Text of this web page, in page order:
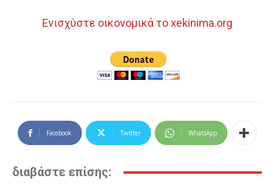
Ενισχύστε οικονομικά το xekinima.org
Facebook Twitter WhatsApp
διαβάστε επίσης: